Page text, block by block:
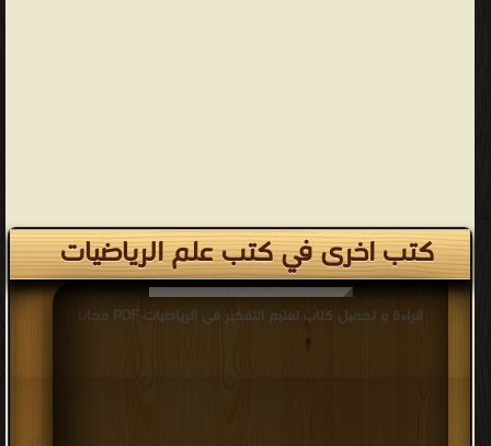
كتب اخرى في كتب علم الرياضيات
قراءة و تحميل كتاب تعليم التفكير فى الرياضيات PDF مجانا